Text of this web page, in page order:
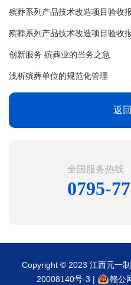
殡葬系列产品技术改造项目验收
殡葬系列产品技术改造项目验收
创新服务 殡葬业的当务之急
浅析殡葬单位的规范化管理
返
全国服务热线
0795-
Copyright © 2023 江西元一
20008140号-3 | 赣公